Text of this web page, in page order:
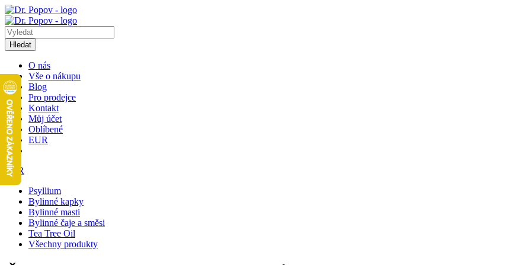
Hledat
O nás
Vše o nákupu
Blog
Pro prodejce
Kontakt
Můj účet
Oblíbené
EUR
EUR
Psyllium
Bylinné kapky
Bylinné masti
Bylinné čaje a směsi
Tea Tree Oil
Všechny produkty